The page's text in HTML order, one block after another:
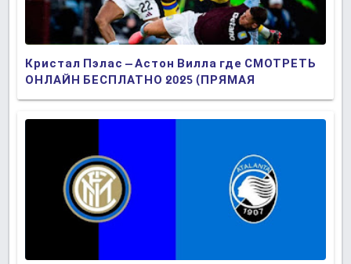
Кристал Пэлас – Астон Вилла где СМОТРЕТЬ
ОНЛАЙН БЕСПЛАТНО 2025 (ПРЯМАЯ
ТРАНСЛЯЦИЯ)